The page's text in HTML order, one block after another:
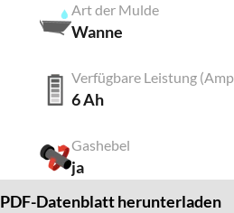
Art der Mulde
Wanne
6 Ah
Gashebel
ja
PDF-Datenblatt herunterladen